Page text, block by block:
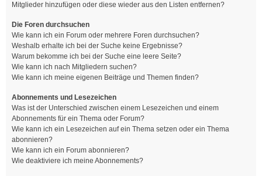
Mitglieder hinzufügen oder diese wieder aus den Listen entfernen?
Die Foren durchsuchen
Wie kann ich ein Forum oder mehrere Foren durchsuchen?
Weshalb erhalte ich bei der Suche keine Ergebnisse?
Warum bekomme ich bei der Suche eine leere Seite?
Wie kann ich nach Mitgliedern suchen?
Wie kann ich meine eigenen Beiträge und Themen finden?
Abonnements und Lesezeichen
Was ist der Unterschied zwischen einem Lesezeichen und einem
Abonnements für ein Thema oder Forum?
Wie kann ich ein Lesezeichen auf ein Thema setzen oder ein Thema
abonnieren?
Wie kann ich ein Forum abonnieren?
Wie deaktiviere ich meine Abonnements?